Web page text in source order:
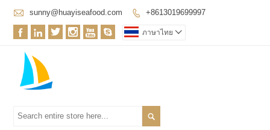
 sunny@huayiseafood.com  +8613019699997
      ภาษาไทย 
